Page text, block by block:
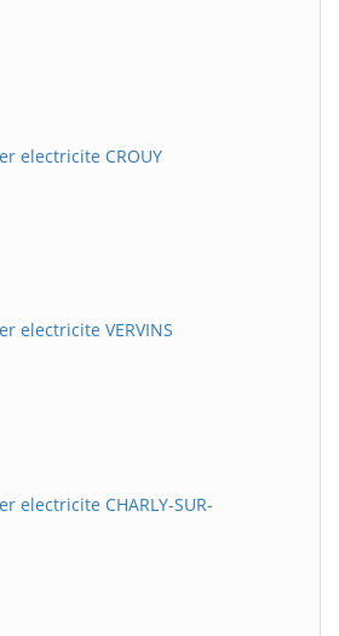
electricite CROUY
electricite VERVINS
electricite CHARLY-SUR-